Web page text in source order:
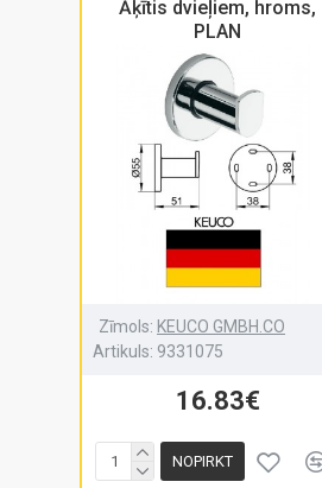
Āķītis dvieļiem, hroms,
PLAN
Zīmols: KEUCO GMBH.CO
Artikuls: 9331075
16.83€
NOPIRKT